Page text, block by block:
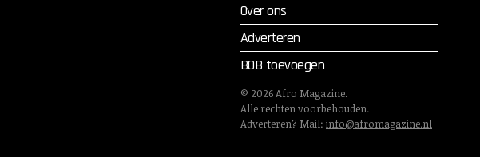
Over ons
Adverteren
BOB toevoegen
© 2026Afro Magazine.
Alle rechten voorbehouden.
Adverteren? Mail: info@afromagazine.nl